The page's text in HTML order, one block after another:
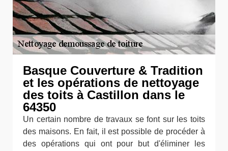
Basque Couverture & Tradition
et les opérations de nettoyage
des toits à Castillon dans le
64350
Un certain nombre de travaux se font sur les toits
des maisons. En fait, il est possible de procéder à
des opérations qui ont pour but d'éliminer les